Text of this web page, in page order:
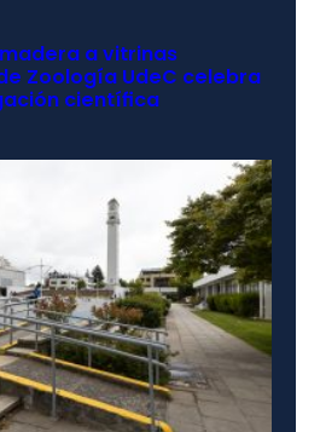
a vitrinas
Zoología UdeC celebra
científica